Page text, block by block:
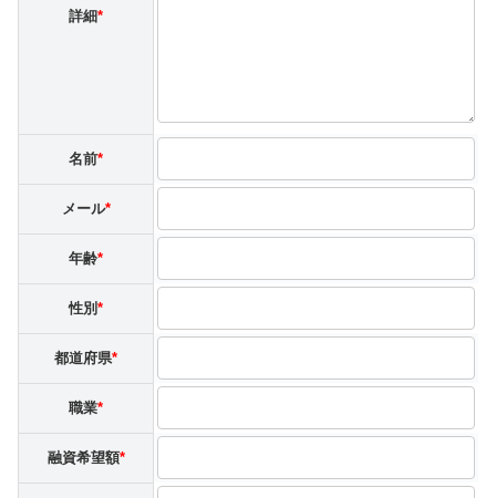
詳細*
名前*
メール*
年齢*
性別 *
都道府県*
職業*
融資希望額*